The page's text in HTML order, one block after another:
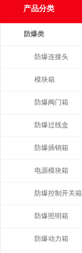
产品分类
防爆类
防爆连接头
模块箱
防爆阀门箱
防爆过线盒
防爆插销箱
电源模块箱
防爆控制开关箱
防爆照明箱
防爆动力箱